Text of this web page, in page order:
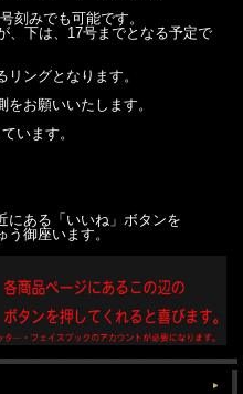
刻みでも可能です。
、下は、17号までとなる予定で
ングとなります。
お願いいたします。
います。
にある「いいね」ボタンを
御座います。